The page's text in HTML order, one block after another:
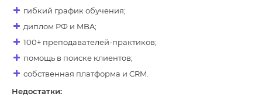
гибкий график обучения;
диплом РФ и MBA;
100+ преподавателей-практиков;
помощь в поиске клиентов;
собственная платформа и CRM.
Недостатки: